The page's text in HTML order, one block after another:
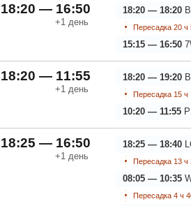
18:20 — 16:50
+1 день
18:20 — 18:20
Пересадка 20 ч
15:15 — 16:50
18:20 — 11:55
+1 день
18:20 — 19:20
Пересадка 15 ч
10:20 — 11:55
18:25 — 16:50
+1 день
18:25 — 18:40
Пересадка 13 ч
08:05 — 10:35
Пересадка 4 ч